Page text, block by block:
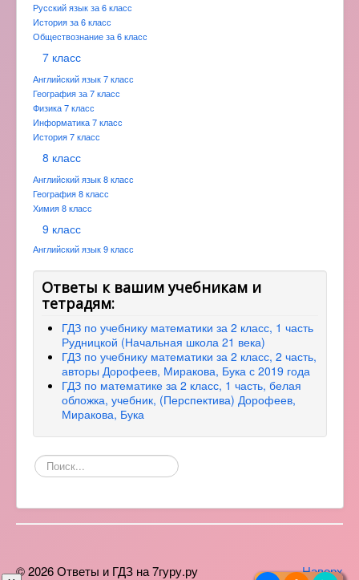
Русский язык за 6 класс
История за 6 класс
Обществознание за 6 класс
7 класс
Английский язык 7 класс
География за 7 класс
Физика 7 класс
Информатика 7 класс
История 7 класс
8 класс
Английский язык 8 класс
География 8 класс
Химия 8 класс
9 класс
Английский язык 9 класс
Ответы к вашим учебникам и
тетрадям:
ГДЗ по учебнику математики за 2 класс, 1 часть
Рудницкой (Начальная школа 21 века)
ГДЗ по учебнику математики за 2 класс, 2 часть,
авторы Дорофеев, Миракова, Бука с 2019 года
ГДЗ по математике за 2 класс, 1 часть, белая
обложка, учебник, (Перспектива) Дорофеев,
Миракова, Бука
Поиск
по
Наверх
© 2026 Ответы и ГДЗ на 7гуру.ру